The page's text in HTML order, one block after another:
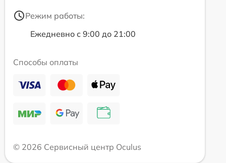
Режим работы:
Ежедневно с 9:00 до 21:00
Способы оплаты
© 2026 Сервисный центр Oculus